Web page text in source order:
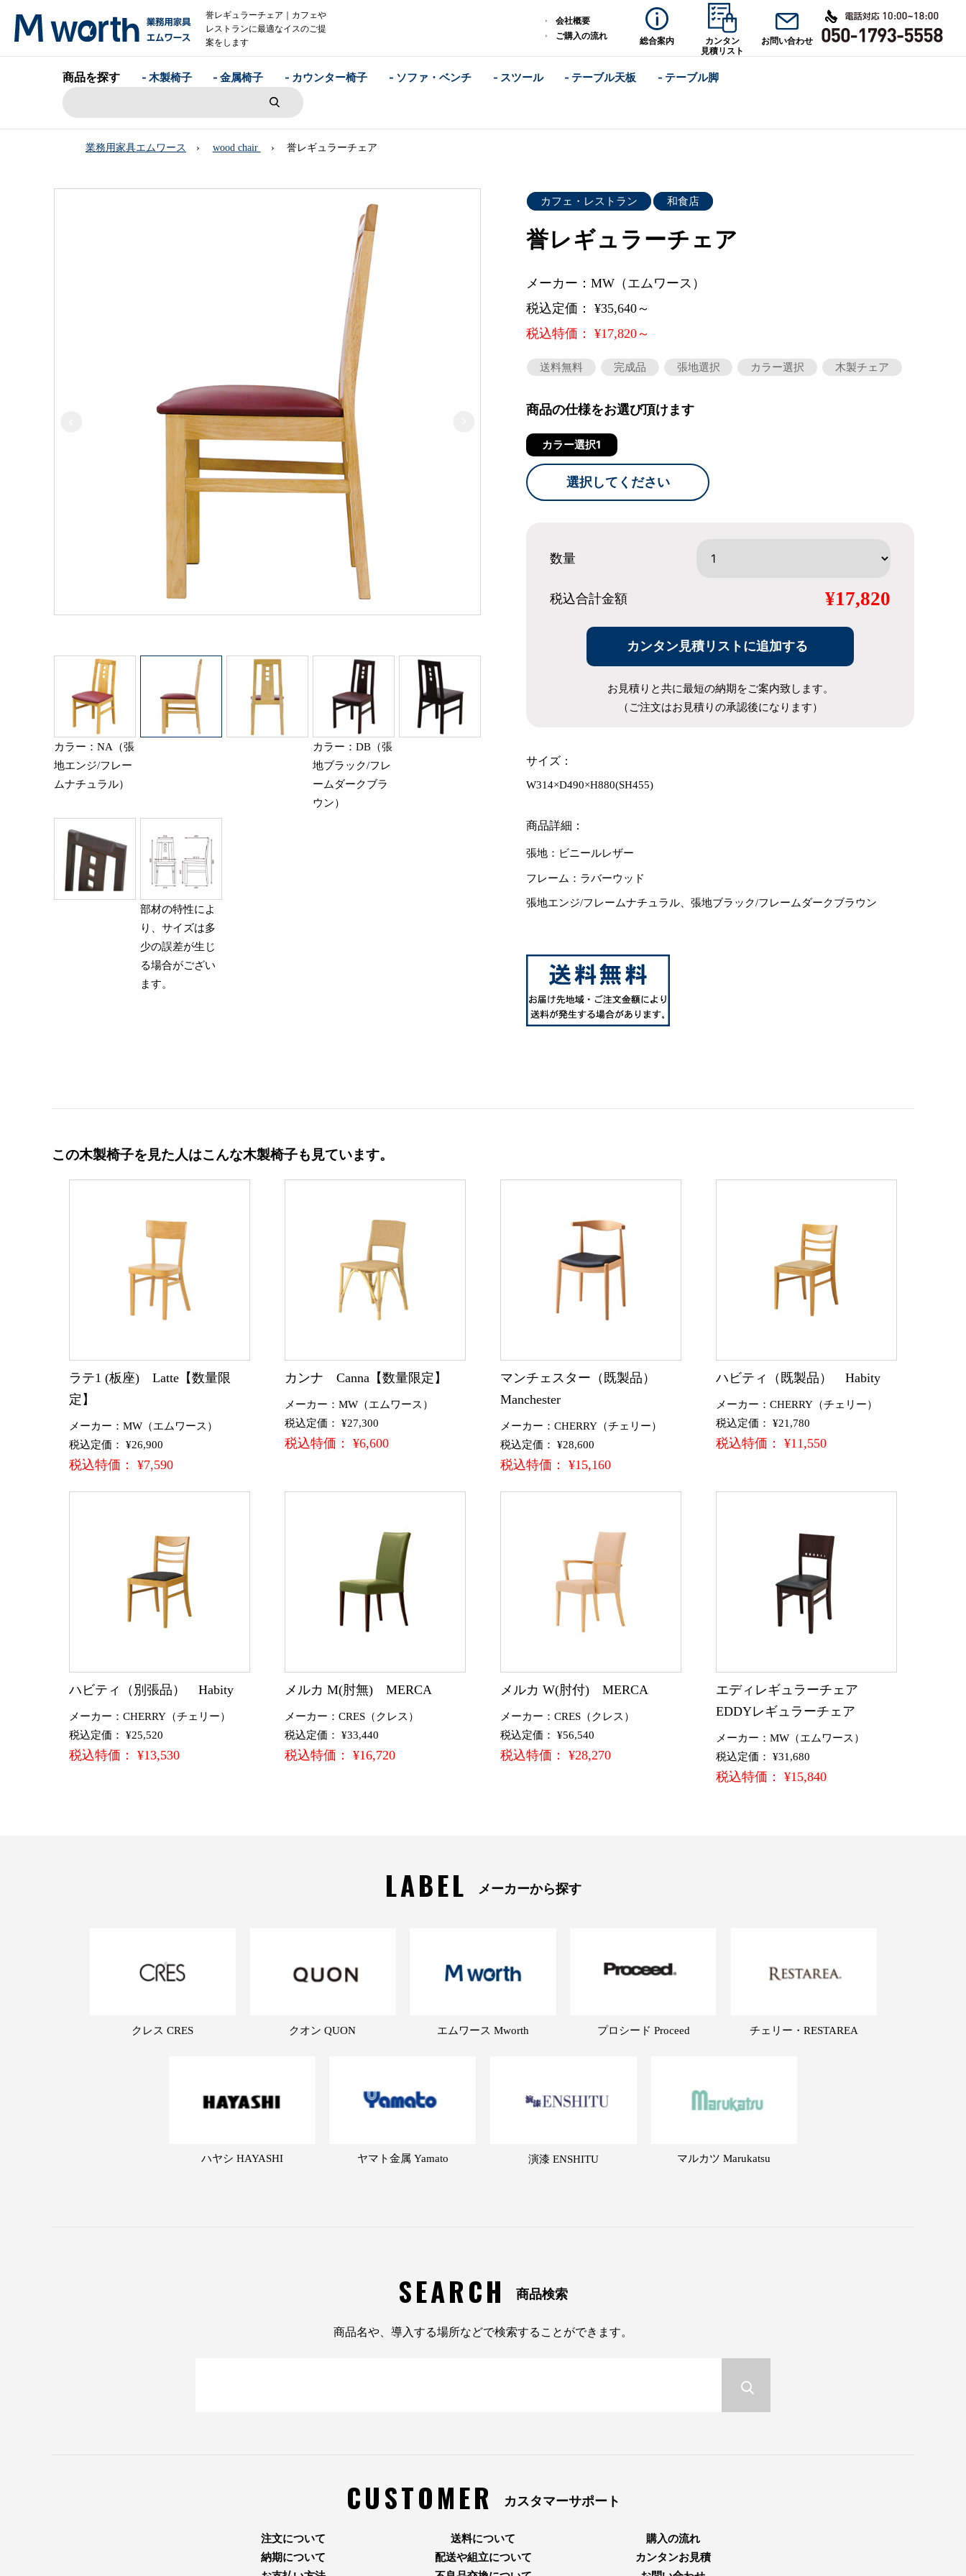
誉レギュラーチェア｜カフェや
レストランに最適なイスのご提
案をします
会社概要
ご購入の流れ
総合案内
カンタン
見積リスト
お問い合わせ
商品を探す - 木製椅子 - 金属椅子 - カウンター椅子 - ソファ・ベンチ - スツール - テーブル天板 - テーブル脚
業務用家具エムワース wood chair 誉レギュラーチェア
カラー：NA（張
地エンジ/フレー
ムナチュラル）
カラー：DB（張
地ブラック/フレ
ームダークブラ
ウン）
部材の特性によ
り、サイズは多
少の誤差が生じ
る場合がござい
ます。
カフェ・レストラン 和食店
誉レギュラーチェア
メーカー：MW（エムワース）
税込定価： ¥35,640～
税込特価： ¥17,820～
送料無料 完成品 張地選択 カラー選択 木製チェア
商品の仕様をお選び頂けます
カラー選択1
選択してください
数量
税込合計金額 ¥17,820
カンタン見積リストに追加する
お見積りと共に最短の納期をご案内致します。
（ご注文はお見積りの承認後になります）
サイズ：
W314×D490×H880(SH455)
商品詳細：
張地：ビニールレザー
フレーム：ラバーウッド
張地エンジ/フレームナチュラル、張地ブラック/フレームダークブラウン
この木製椅子を見た人はこんな木製椅子も見ています。
ラテ1 (板座) Latte【数量限
定】
メーカー：MW（エムワース）
税込定価： ¥26,900
税込特価： ¥7,590
カンナ Canna【数量限定】
メーカー：MW（エムワース）
税込定価： ¥27,300
税込特価： ¥6,600
マンチェスター（既製品）
Manchester
メーカー：CHERRY（チェリー）
税込定価： ¥28,600
税込特価： ¥15,160
ハビティ（既製品） Habity
メーカー：CHERRY（チェリー）
税込定価： ¥21,780
税込特価： ¥11,550
ハビティ（別張品） Habity
メーカー：CHERRY（チェリー）
税込定価： ¥25,520
税込特価： ¥13,530
メルカ M(肘無) MERCA
メーカー：CRES（クレス）
税込定価： ¥33,440
税込特価： ¥16,720
メルカ W(肘付) MERCA
メーカー：CRES（クレス）
税込定価： ¥56,540
税込特価： ¥28,270
エディレギュラーチェア
EDDYレギュラーチェア
メーカー：MW（エムワース）
税込定価： ¥31,680
税込特価： ¥15,840
LABEL メーカーから探す
クレス CRES クオン QUON エムワース Mworth プロシード Proceed チェリー・RESTAREA
ハヤシ HAYASHI ヤマト金属 Yamato 演漆 ENSHITU マルカツ Marukatsu
SEARCH 商品検索
商品名や、導入する場所などで検索することができます。
CUSTOMER カスタマーサポート
注文について
納期について
送料について
配送や組立について
購入の流れ
カンタンお見積